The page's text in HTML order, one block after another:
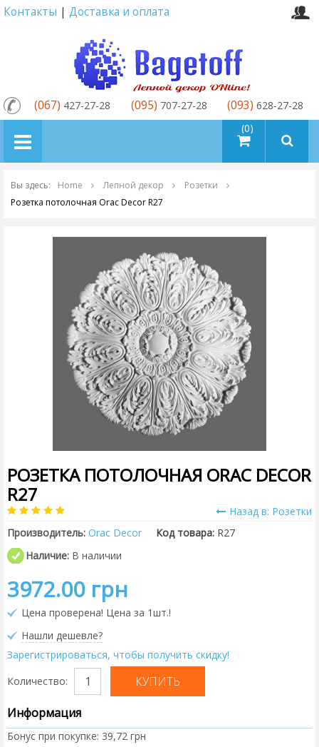
Контакты | Доставка и оплата
товаров (0)
(067) 427-27-28 (095) 707-27-28 (093) 628-27-28
Вы здесь: Home Лепной декор
Розетки
Розетка потолочная Orac Decor R27
РОЗЕТКА ПОТОЛОЧНАЯ ORAC DECOR
R27
Назад в: Розетки
Производитель: Orac Decor Код товара: R27
Наличие: В наличии
3972.00 грн
Цена проверена! Цена за 1шт.!
Нашли дешевле?
Зарегистрироваться, чтобы получить скидку!
Количество:
Информация
Бонус при покупке: 39,72 грн